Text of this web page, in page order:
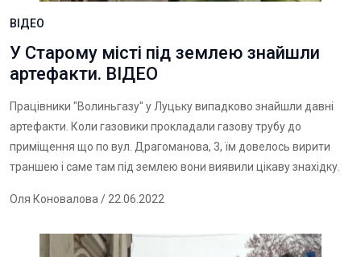
ВІДЕО
У Старому місті під землею знайшли
артефакти. ВІДЕО
Працівники "Волиньгазу" у Луцьку випадково знайшли давні
артефакти. Коли газовики прокладали газову трубу до
приміщення що по вул. Драгоманова, 3, їм довелось вирити
траншею і саме там під землею вони виявили цікаву знахідку.
Оля Коновалова / 22.06.2022